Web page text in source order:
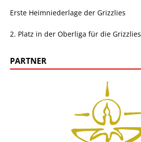
Erste Heimniederlage der Grizzlies
2. Platz in der Oberliga für die Grizzlies
PARTNER